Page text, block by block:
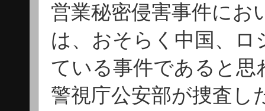
営業秘密侵害事件にお
は、おそらく中国、ロ
ている事件であると思
警視庁公安部が捜査し